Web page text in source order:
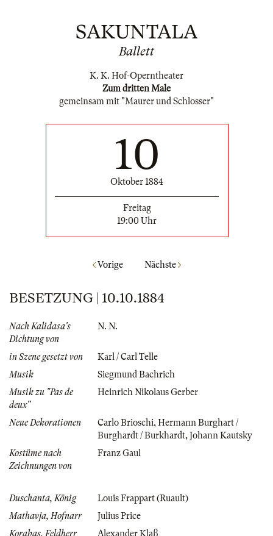
SAKUNTALA
Ballett
K. K. Hof-Operntheater
Zum dritten Male
gemeinsam mit "Maurer und Schlosser"
10
Oktober 1884
Freitag
19:00 Uhr
Vorige Nächste
BESETZUNG | 10.10.1884
Nach Kalidasa's
Dichtung von
N. N.
in Szene gesetzt von
Karl / Carl Telle
Musik
Siegmund Bachrich
Musik zu "Pas de
deux"
Heinrich Nikolaus Gerber
Neue Dekorationen Carlo Brioschi, Hermann Burghart /
Burghardt / Burkhardt, Johann Kautsky
Kostüme nach
Zeichnungen von
Franz Gaul
Duschanta, König
Louis Frappart (Ruault)
Mathavja, Hofnarr
Julius Price
Korabas, Feldherr
Alexander Klaß